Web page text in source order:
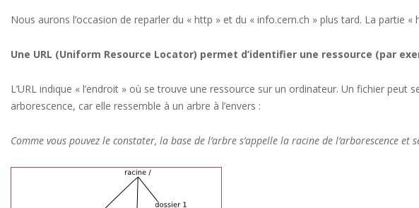
Nous aurons l’occasion de reparler du « http » et du « info.cern.ch » plus tard. La partie
Une URL (Uniform Resource Locator) permet d’identifier une ressource (par
L’URL indique « l’endroit » où se trouve une ressource sur un ordinateur. Un fichier
arborescence, car elle ressemble à un arbre à l’envers :
Comme vous pouvez le constater, la base de l’arbre s’appelle la racine de l’arborescence et